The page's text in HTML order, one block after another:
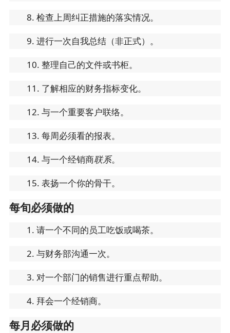
8. 检查上周纠正措施的落实情况。
9. 进行一次自我总结（非正式）。
10. 整理自己的文件或书柜。
11. 了解相应的财务指标变化。
12. 与一个重要客户联络。
13. 每周必须看的报表。
14. 与一个经销商联系。
15. 表扬一个你的骨干。
每旬必须做的
1. 请一个不同的员工吃饭或喝茶。
2. 与财务部沟通一次。
3. 对一个部门的销售进行重点帮助。
4. 拜会一个经销商。
每月必须做的